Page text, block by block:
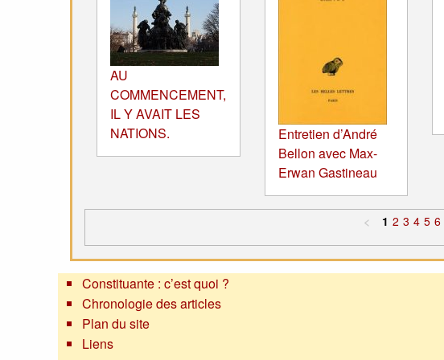
AU
COMMENCEMENT,
IL Y AVAIT LES
NATIONS.
Entretien d’André
Bellon avec Max-
Erwan Gastineau
< 1 2 3 4 5 6
Constituante : c’est quoi ?
Chronologie des articles
Plan du site
Liens